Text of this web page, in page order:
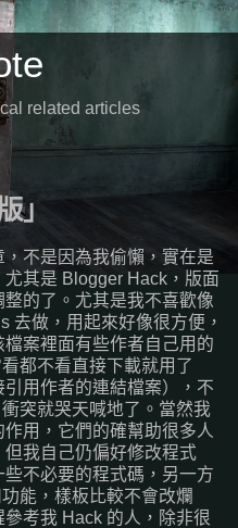
related articles
」
不是因為我偷懶，實在是
其是 Blogger Hack，版面
的了。尤其是我不喜歡像
去做，用起來好像很方便，
案裡面有些作者自己用的
都不看直接下載就用了
引用作者的連結檔案），不
突就哭天喊地了。當然我
用，它們的確幫助很多人
我自己仍偏好修改程式
不必要的程式碼，另一方
能，樣板比較不會改爛
考我 Hack 的人，除非很